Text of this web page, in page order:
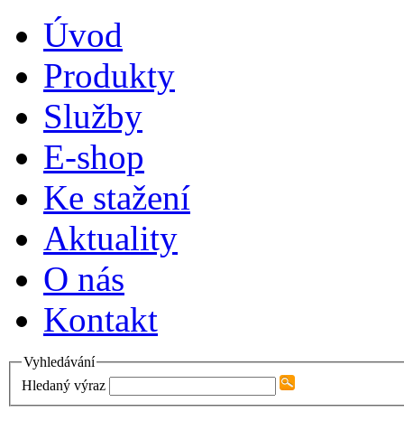
Úvod
Produkty
Služby
E-shop
Ke stažení
Aktuality
O nás
Kontakt
Vyhledávání
Hledaný výraz